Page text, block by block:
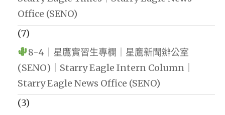
Office (SENO)
(7)
8-4｜星鷹實習生專欄｜星鷹新聞辦公室
(SENO)｜Starry Eagle Intern Column｜
Starry Eagle News Office (SENO)
(3)